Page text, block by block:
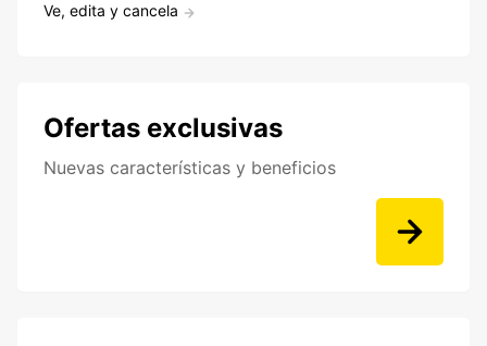
Ve, edita y cancela
Ofertas exclusivas
Nuevas características y beneficios